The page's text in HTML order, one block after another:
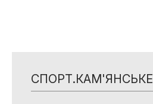
СПОРТ.КАМ'ЯНСЬКЕ